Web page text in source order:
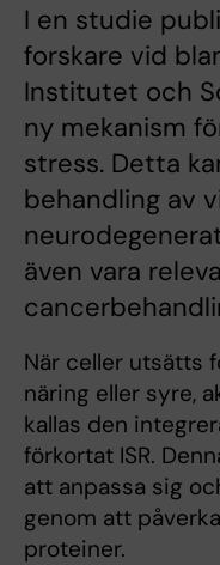
I en studie
forskare vid
Institutet och
ny mekanism
stress. Detta
behandling av
även vara
När celler utsätts
näring eller syre,
kallas den
förkortat ISR.
att anpassa sig
genom att
proteiner.